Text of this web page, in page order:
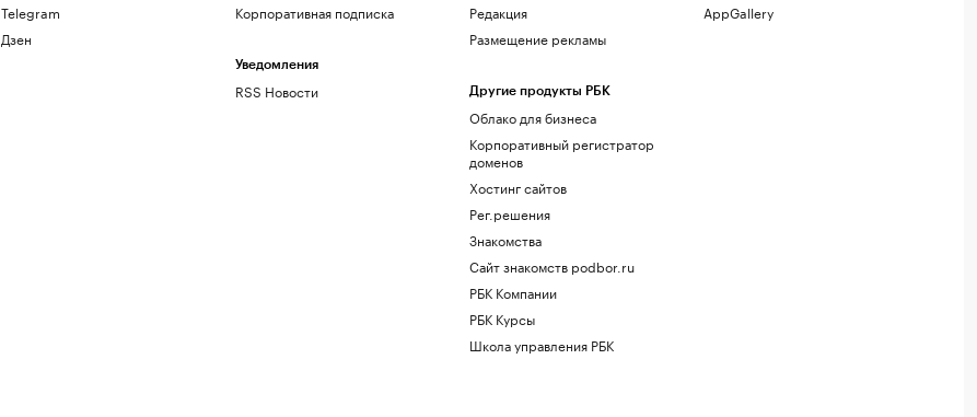
Telegram
Дзен
Корпоративная подписка
Уведомления
RSS Новости
Редакция
Размещение рекламы
Другие продукты РБК
Облако для бизнеса
Корпоративный регистратор
доменов
Хостинг сайтов
Рег.решения
Знакомства
Сайт знакомств podbor.ru
РБК Компании
РБК Курсы
Школа управления РБК
AppGallery